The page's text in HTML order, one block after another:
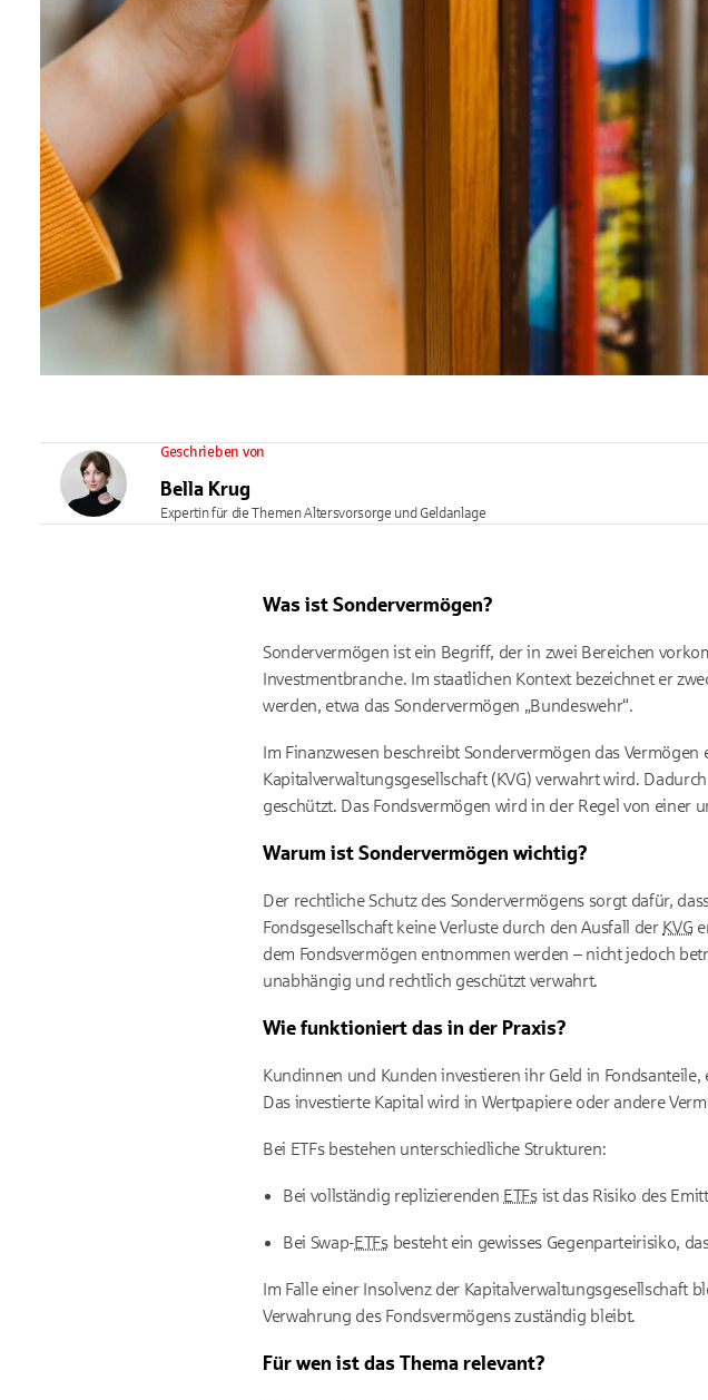
Geschrieben von
Bella Krug
Expertin für die Themen Altersvorsorge und Geldanlage
Was ist Sondervermögen?
Sondervermögen ist ein Begriff, der in zwei Bereichen
Investmentbranche. Im staatlichen Kontext bezeichnet er
werden, etwa das Sondervermögen „Bundeswehr“.
Im Finanzwesen beschreibt Sondervermögen das
Kapitalverwaltungsgesellschaft (KVG) verwahrt wird.
geschützt. Das Fondsvermögen wird in der Regel von einer
Warum ist Sondervermögen wichtig?
Der rechtliche Schutz des Sondervermögens sorgt dafür,
Fondsgesellschaft keine Verluste durch den Ausfall der KVG
dem Fondsvermögen entnommen werden – nicht jedoch
unabhängig und rechtlich geschützt verwahrt.
Wie funktioniert das in der Praxis?
Kundinnen und Kunden investieren ihr Geld in
Das investierte Kapital wird in Wertpapiere oder andere
Bei ETFs bestehen unterschiedliche Strukturen:
Bei vollständig replizierenden ETFsist das Risiko des
Bei Swap-ETFsbesteht ein gewisses Gegenparteirisiko,
Im Falle einer Insolvenz der Kapitalverwaltungsgesellschaft
Verwahrung des Fondsvermögens zuständig bleibt.
Für wen ist das Thema relevant?